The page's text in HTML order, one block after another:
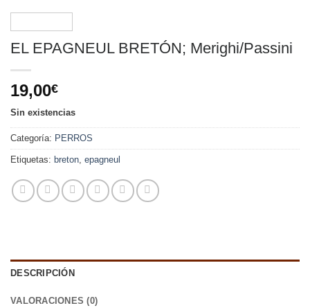
EL EPAGNEUL BRETÓN; Merighi/Passini
19,00€
Sin existencias
Categoría: PERROS
Etiquetas: breton, epagneul
DESCRIPCIÓN
VALORACIONES (0)